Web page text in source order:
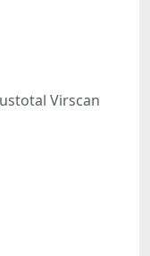
Virscan